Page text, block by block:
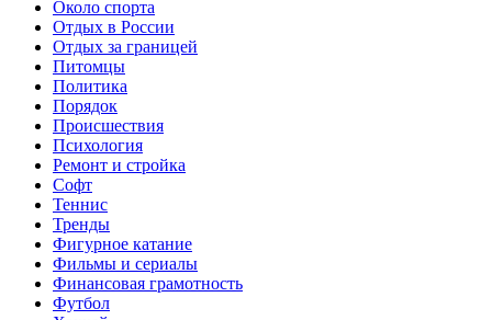
Около спорта
Отдых в России
Отдых за границей
Питомцы
Политика
Порядок
Происшествия
Психология
Ремонт и стройка
Софт
Теннис
Тренды
Фигурное катание
Фильмы и сериалы
Финансовая грамотность
Футбол